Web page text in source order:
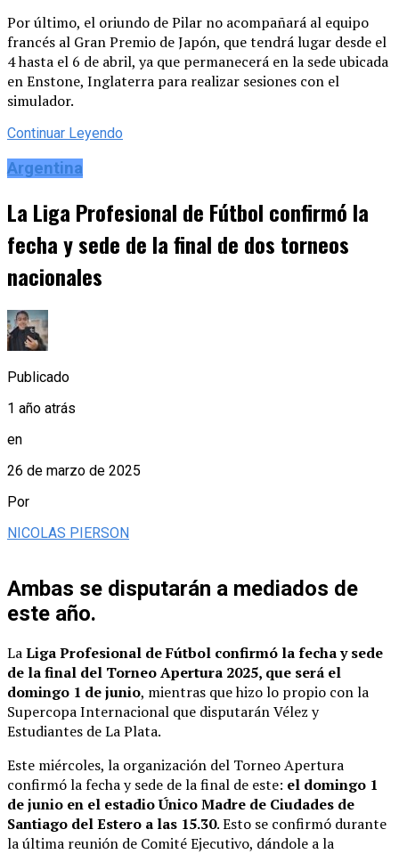
Por último, el oriundo de Pilar no acompañará al equipo
francés al Gran Premio de Japón, que tendrá lugar desde el
4 hasta el 6 de abril, ya que permanecerá en la sede ubicada
en Enstone, Inglaterra para realizar sesiones con el
simulador.
Continuar Leyendo
Argentina
La Liga Profesional de Fútbol confirmó la
fecha y sede de la final de dos torneos
nacionales
Publicado
1 año atrás
en
26 de marzo de 2025
Por
NICOLAS PIERSON
Ambas se disputarán a mediados de
este año.
LaLiga Profesional de Fútbol confirmó la fecha y sede
de la final del Torneo Apertura 2025, que será el
domingo 1 de junio, mientras que hizo lo propio con la
Supercopa Internacional que disputarán Vélez y
Estudiantes de La Plata.
Este miércoles, la organización del Torneo Apertura
confirmó la fecha y sede de la final de este: el domingo 1
de junio en el estadio Único Madre de Ciudades de
Santiago del Estero a las 15.30. Esto se confirmó durante
la última reunión de Comité Ejecutivo, dándole a la